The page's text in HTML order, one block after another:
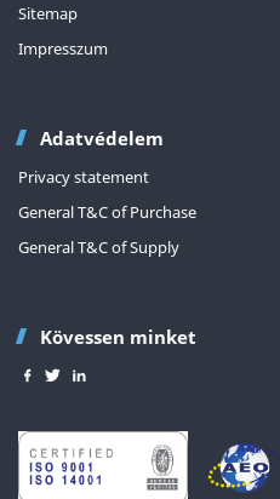
Sitemap
Impresszum
Adatvédelem
Privacy statement
General T&C of Purchase
General T&C of Supply
Kövessen minket